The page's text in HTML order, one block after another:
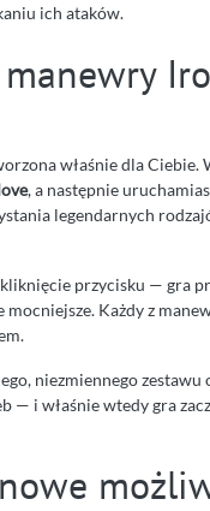
ich ataków.
właśnie dla Ciebie.
, a następnie
legendarnych
przycisku — gra
Każdy z
niezmiennego zestawu
— i właśnie wtedy gra